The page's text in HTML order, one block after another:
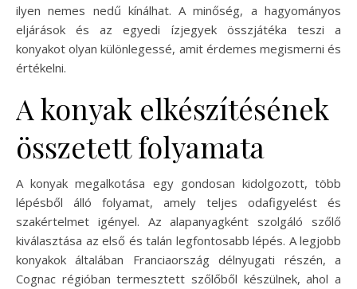
ilyen nemes nedű kínálhat. A minőség, a hagyományos
eljárások és az egyedi ízjegyek összjátéka teszi a
konyakot olyan különlegessé, amit érdemes megismerni és
értékelni.
A konyak elkészítésének
összetett folyamata
A konyak megalkotása egy gondosan kidolgozott, több
lépésből álló folyamat, amely teljes odafigyelést és
szakértelmet igényel. Az alapanyagként szolgáló szőlő
kiválasztása az első és talán legfontosabb lépés. A legjobb
konyakok általában Franciaország délnyugati részén, a
Cognac régióban termesztett szőlőből készülnek, ahol a